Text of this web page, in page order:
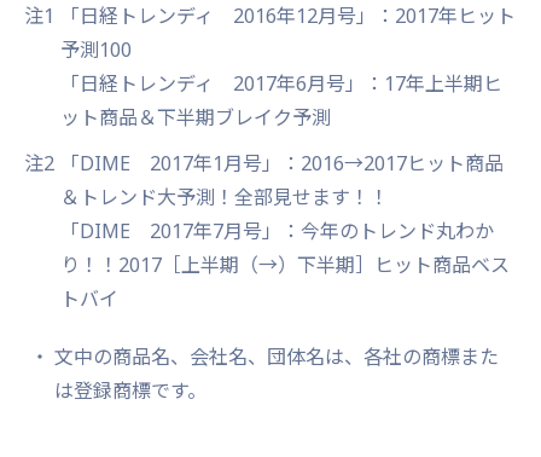
注1
「日経トレンディ 2016年12月号」：2017年ヒット
予測100
「日経トレンディ 2017年6月号」：17年上半期ヒ
ット商品＆下半期ブレイク予測
注2
「DIME 2017年1月号」：2016→2017ヒット商品
＆トレンド大予測！全部見せます！！
「DIME 2017年7月号」：今年のトレンド丸わか
り！！2017［上半期（→）下半期］ヒット商品ベス
トバイ
文中の商品名、会社名、団体名は、各社の商標また
は登録商標です。